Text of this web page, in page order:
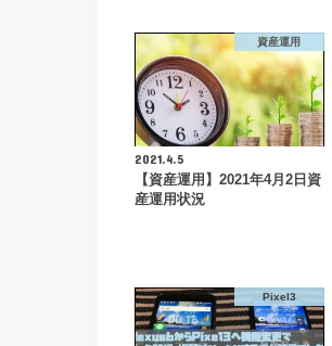
資産運用
2021.4.5
【資産運用】2021年4月2日資
産運用状況
Pixel3